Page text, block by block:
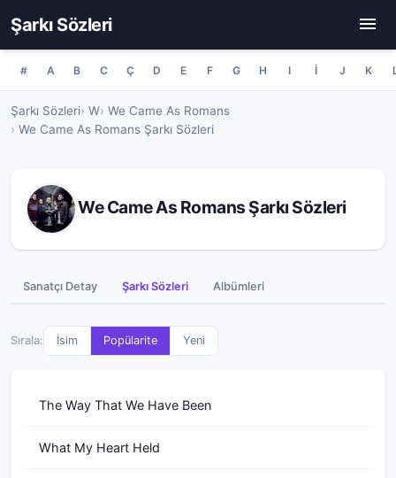
Şarkı Sözleri
# A B C Ç D E F G H I İ J K
Şarkı Sözleri W We Came As Romans
We Came As Romans Şarkı Sözleri
We Came As Romans Şarkı Sözleri
Sanatçı Detay Şarkı Sözleri Albümleri
Sırala: İsim Popülarite Yeni
The Way That We Have Been
What My Heart Held